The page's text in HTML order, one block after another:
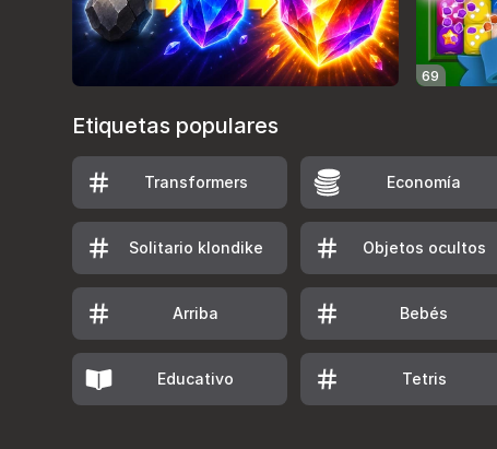
69
Etiquetas populares
Transformers Economía
Solitario klondike Objetos ocultos
Arriba Bebés
Educativo Tetris